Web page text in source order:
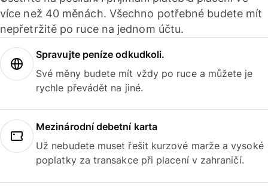
více než 40 měnách. Všechno potřebné budete mít
nepřetržitě po ruce na jednom účtu.
Spravujte peníze odkudkoli.
Své měny budete mít vždy po ruce a můžete je
rychle převádět na jiné.
Mezinárodní debetní karta
Už nebudete muset řešit kurzové marže a vysoké
poplatky za transakce při placení v zahraničí.